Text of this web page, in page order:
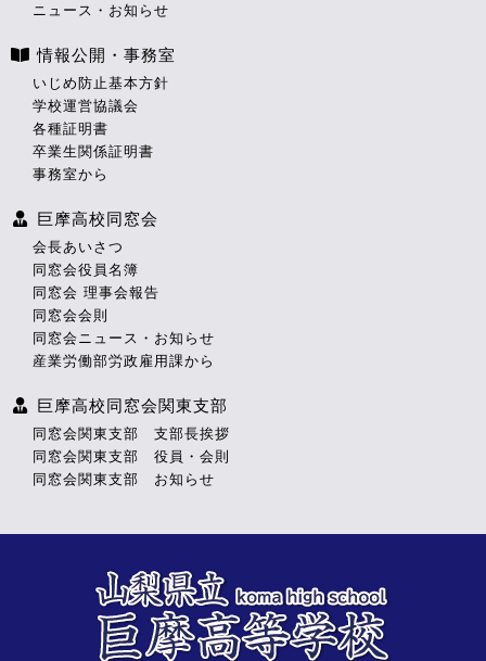
ニュース・お知らせ
情報公開・事務室
いじめ防止基本方針
学校運営協議会
各種証明書
卒業生関係証明書
事務室から
巨摩高校同窓会
会長あいさつ
同窓会役員名簿
同窓会 理事会報告
同窓会会則
同窓会ニュース・お知らせ
産業労働部労政雇用課から
巨摩高校同窓会関東支部
同窓会関東支部 支部長挨拶
同窓会関東支部 役員・会則
同窓会関東支部 お知らせ